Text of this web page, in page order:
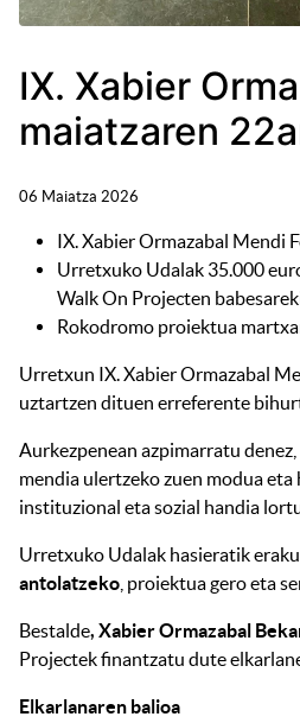
IX. Xabier
maiatzaren
06 Maiatza 2026
IX. Xabier Ormazabal Mendi
Urretxuko Udalak 35.000
Walk On Projecten
Rokodromo proiektua
Urretxun IX. Xabier Ormazabal
uztartzen dituen erreferente
Aurkezpenean azpimarratu
mendia ulertzeko zuen modua
instituzional eta sozial handia
Urretxuko Udalak hasieratik
antolatzeko , proiektua gero eta
Bestalde, Xabier Ormazabal
Projectek finantzatu dute
Elkarlanaren balioa